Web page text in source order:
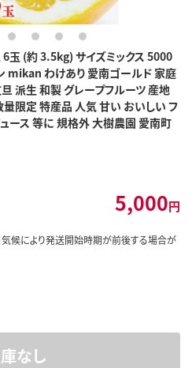
玉 (約 3.5kg) サイズミックス 5000
mikan わけあり 愛南ゴールド 家庭
派生 和製 グレープフルーツ 産地
限定 特産品 人気 甘い おいしい フ
ース 等に 規格外 大樹農園 愛南町
4 5 6 7
5,000円
候により発送開始時期が前後する場合が
なし